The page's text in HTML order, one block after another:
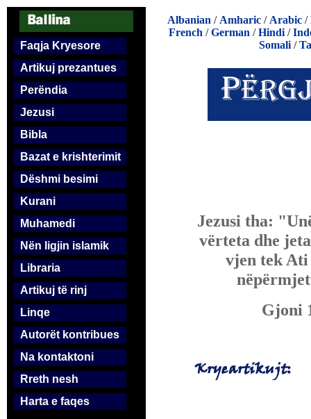
Faqja Kryesore
Artikuj prezantues
Perëndia
Jezusi
Bibla
Bazat e krishterimit
Dëshmi besimi
Kurani
Muhamedi
Nën ligjin islamik
Libraria
Artikuj të rinj
Linqe
Autorët kontribues
Na kontaktoni
Rreth nesh
Harta e faqes
Albanian / Amharic / Arabic /
French /German /Hindi /
Somali/
Jezusi tha:
vërteta dhe
vjen tek Ati
Gjoni